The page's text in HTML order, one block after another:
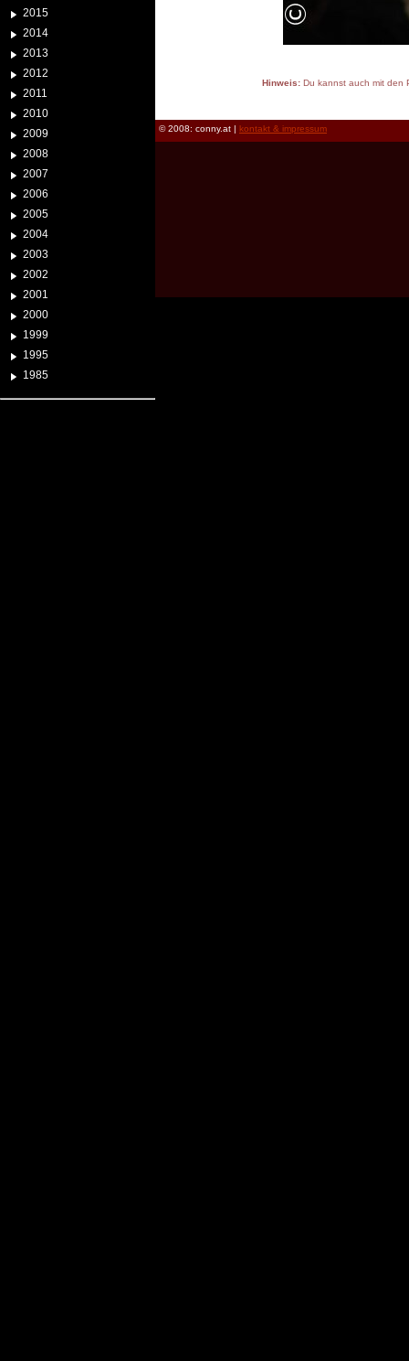
2015
2014
2013
2012
2011
2010
2009
2008
2007
2006
2005
2004
2003
2002
2001
2000
1999
1995
1985
Hinweis:Du kannst auch mit den
© 2008: conny.at | kontakt & impressum